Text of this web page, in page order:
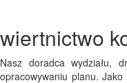
wiertnictwo
Nasz doradca wydziału,
opracowywaniu planu.